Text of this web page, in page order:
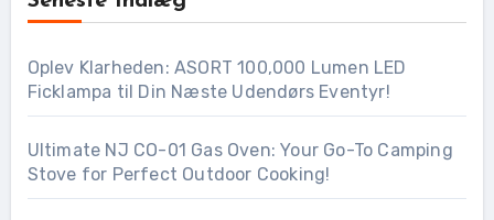
Oplev Klarheden: ASORT 100,000 Lumen LED
Ficklampa til Din Næste Udendørs Eventyr!
Ultimate NJ CO-01 Gas Oven: Your Go-To Camping
Stove for Perfect Outdoor Cooking!